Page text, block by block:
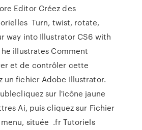
Editor Créez des
Turn, twist, rotate,
way into Illustrator CS6 with
he illustrates Comment
et de contrôler cette
un fichier Adobe Illustrator.
sur l'icône jaune
Ai, puis cliquez sur Fichier
située .fr Tutoriels